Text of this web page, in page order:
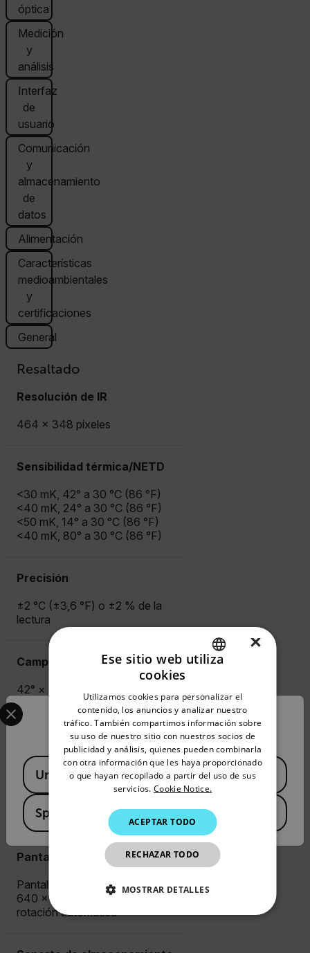
óptica
Medición
y
análisis
Interfaz
de
usuario
Comunicación
y
almacenamiento
de
datos
Alimentación
Características
medioambientales
y
certificaciones
General
Resaltado
Resolución de IR
464 × 348 píxeles
Sensibilidad térmica/NETD
<30 mK, 42° a 30 °C (86 °F)
<40 mK, 24° a 30 °C (86 °F)
<50 mK, 14° a 30 °C (86 °F)
<40 mK, 80° a 30 °C (86 °F)
Precisión
±2 °C (±3,6 °F) o ±2 % de la
lectura
Campo de visión (FOV)
42° × 32° 24° × 18° 14° × 10°
80° × 63°
Cámara digital
5 MP, con lámpara LED de
foto/vídeo integrada;
desactivada cuando se utiliza
una lente de 80°
Pantalla
Pantalla LCD táctil de 4",
640 × 480 píxeles con
rotación automática
Confirm Location
Select your preferred country and language from the
Available Locations
United States
Spain
GERMAN
FRENCH
SPANISH
PORTUGUESE
KOREAN
JAPANESE
CHINESE
×
Ese sitio web utiliza
cookies
Utilizamos cookies para personalizar el
contenido, los anuncios y analizar nuestro
tráfico. También compartimos información sobre
su uso de nuestro sitio con nuestros socios de
publicidad y análisis, quienes pueden combinarla
con otra información que les haya proporcionado
o que hayan recopilado a partir del uso de sus
servicios. Cookie Notice.
ACEPTAR TODO
RECHAZAR TODO
MOSTRAR DETALLES
COOKIES ESTRICTAMENTE